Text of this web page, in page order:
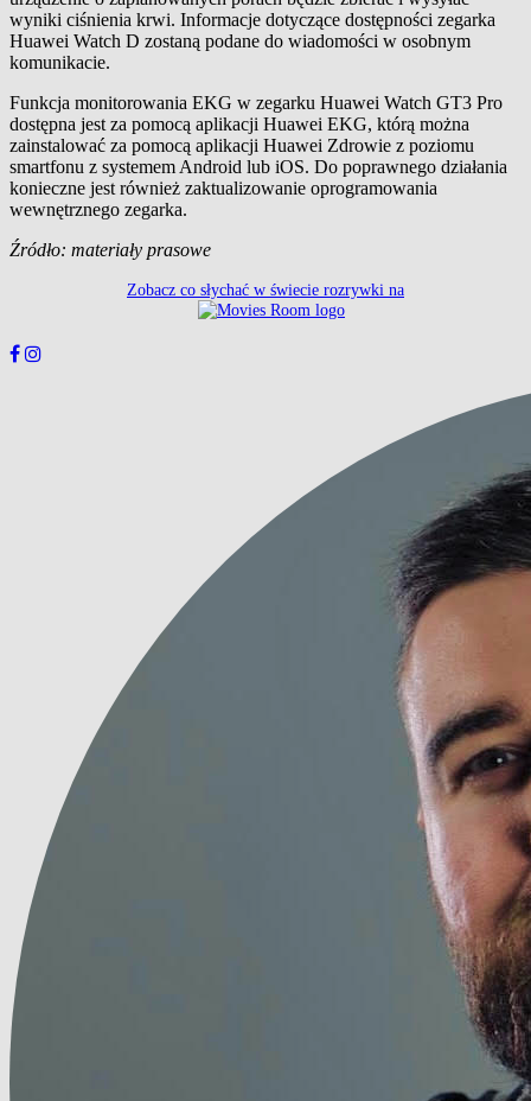
wyniki ciśnienia krwi. Informacje dotyczące dostępności zegarka
Huawei Watch D zostaną podane do wiadomości w osobnym
komunikacie.
Funkcja monitorowania EKG w zegarku Huawei Watch GT3 Pro
dostępna jest za pomocą aplikacji Huawei EKG, którą można
zainstalować za pomocą aplikacji Huawei Zdrowie z poziomu
smartfonu z systemem Android lub iOS. Do poprawnego działania
konieczne jest również zaktualizowanie oprogramowania
wewnętrznego zegarka.
Źródło: materiały prasowe
Zobacz co słychać w świecie rozrywki na